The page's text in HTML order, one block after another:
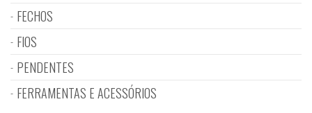
FECHOS
FIOS
PENDENTES
FERRAMENTAS E ACESSÓRIOS